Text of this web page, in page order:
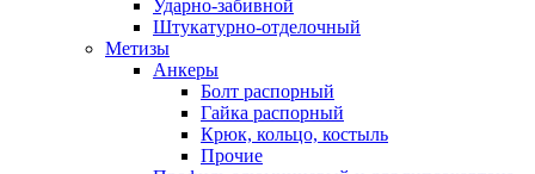
Ударно-забивной
Штукатурно-отделочный
Метизы
Анкеры
Болт распорный
Гайка распорный
Крюк, кольцо, костыль
Прочие